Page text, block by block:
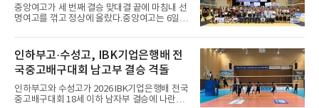
아닌 '무덤'처럼 작용하고 있음을 방증하고 있다.
고교 시절 시속 160km에 달하는 강속구로 큰 스
리츠와 마이애미 말린스를 거쳐 메츠에 둥지를
틀며 반등을 노렸으나
배구대회 우승
중앙여고가 세 번째 결승 맞대결 끝에 마침내 선
명여고를 꺾고 정상에 올랐다.중앙여고는 6일
행배 전국중고배구대회 18세 이하 여자부 결승
에서 선명여고를 세트스코어 3-1(13-25, 25-14,
25-17, 25-10)로 물리치고 우승을 차지했다.첫
세트를 13-25로 내주며 불안하게 출발한 중앙여
고는 이후 조직력을 되찾아 2세트부터 경기 주
도권을 완전히 장악했다. 강한 서브와 탄탄한 수
비를 앞세워 내리 세 세트를 따내며 짜릿한 역전
인하부고·수성고, IBK기업은행배 전
국중고배구대회 남고부 결승 격돌
인하부고와 수성고가 2026 IBK기업은행배 전국
중고배구대회 18세 이하 남자부 결승에 나란히